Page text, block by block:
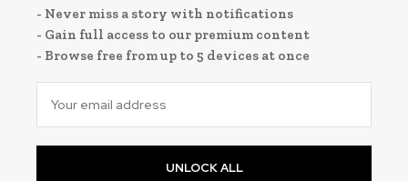
- Never miss a story with notifications
- Gain full access to our premium content
- Browse free from up to 5 devices at once
UNLOCK ALL